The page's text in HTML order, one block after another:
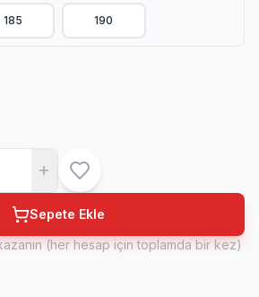
185 190
Sepete Ekle
(her hesap için toplamda bir kez)